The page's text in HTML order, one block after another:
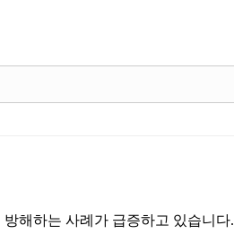
해하는 사례가 급증하고 있습니다.